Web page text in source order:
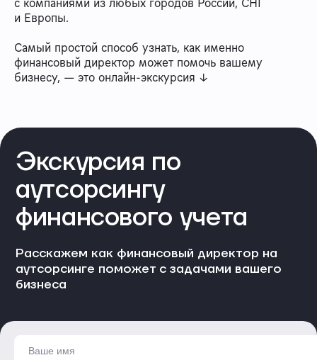
и Европы.
Самый простой способ узнать, как именно
финансовый директор может помочь вашему
бизнесу, — это онлайн-экскурсия ↓
Экскурсия по
аутсорсингу
финансового учета
Расскажем как финансовый директор на
аутсорсинге поможет с задачами вашего
бизнеса